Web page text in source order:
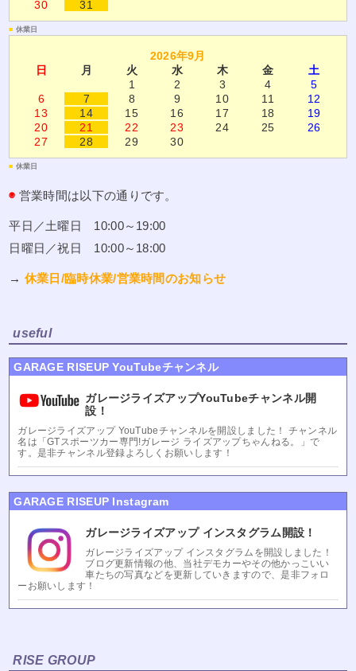
30
31
■ 休業日
2026年9月
日
月 火 水 木 金
土
1
2 3 4
5
6
7 8 9 10 11
12
13
14 15 16 17 18
19
20
21 22 23 24 25
26
27
28 29 30
■ 休業日
◉ 営業時間は以下の通りです。
平日／土曜日 10:00～19:00
日曜日／祝日 10:00～18:00
→ 休業日/臨時休業/営業時間のお知らせ
useful
GARAGE RISEUP YouTubeチャンネル
ガレージライズアップYouTubeチャンネル開
設！
ガレージライズアップ YouTubeチャンネルを開設しました！ チャンネル
名は「GTスポーツカー専門!ガレージ ライズアップちゃんねる。」で
す。是非チャンネル登録よろしくお願いします！
GARAGE RISEUP Instagram
ガレージライズアップ インスタグラム開設！
ガレージライズアップ インスタグラムを開設しました！
ブログ更新情報の他、当社デモカーやその他かっこいい
車たちの写真などを更新していきますので、是非フォロ
ーお願いします！
RISE GROUP